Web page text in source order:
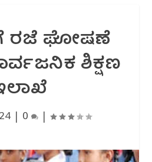
ರಜೆ ಘೋಷಣೆ
ಶಿಕ್ಷಣ
| 0 |